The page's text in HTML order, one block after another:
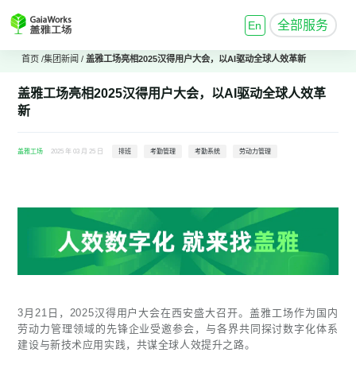
En 全部服务
首页 /集团新闻 /盖雅工场亮相2025汉得用户大会，以AI驱动全球人效革新
盖雅工场亮相2025汉得用户大会，以AI驱动全球人效革
新
盖雅工场 2025 年 03 月 25 日 排班 考勤管理 考勤系统 劳动力管理
3月21日，2025汉得用户大会在西安盛大召开。盖雅工场作为国内
劳动力管理领域的先锋企业受邀参会，与各界共同探讨数字化体系
建设与新技术应用实践，共谋全球人效提升之路。